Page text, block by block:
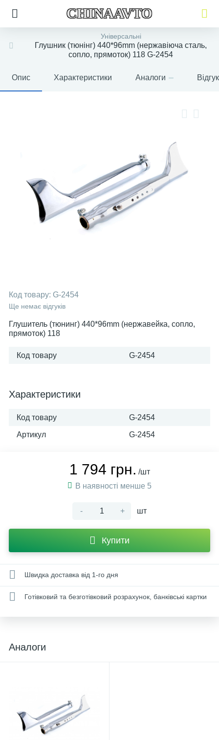
CHINAAVTO
Універсальні
Глушник (тюнінг) 440*96mm (нержавіюча сталь,
сопло, прямоток) 118 G-2454
Опис Характеристики Аналоги
Код товару: G-2454
Ще немає відгуків
Глушитель (тюнинг) 440*96mm (нержавейка, сопло,
прямоток) 118
Код товару G-2454
Характеристики
Код товару G-2454
Артикул G-2454
1 794 грн. /шт
В наявності менше 5
- + шт
Купити
Швидка доставка від 1-го дня
Готівковий та безготівковий розрахунок, банківські картки
Аналоги